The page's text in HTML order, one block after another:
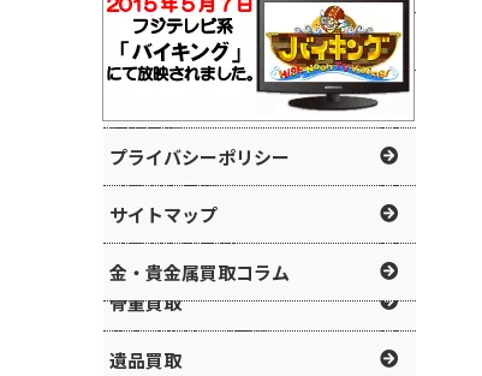
ピンクゴールド
純金
記念メダル
金貨
メイプルリーフ金貨
ダイヤモンド買取
宝石買取
時計買取
ブランド買取
ブランド服買取
骨董買取
遺品買取
会社概要
プライバシーポリシー
サイトマップ
金・貴金属買取コラム